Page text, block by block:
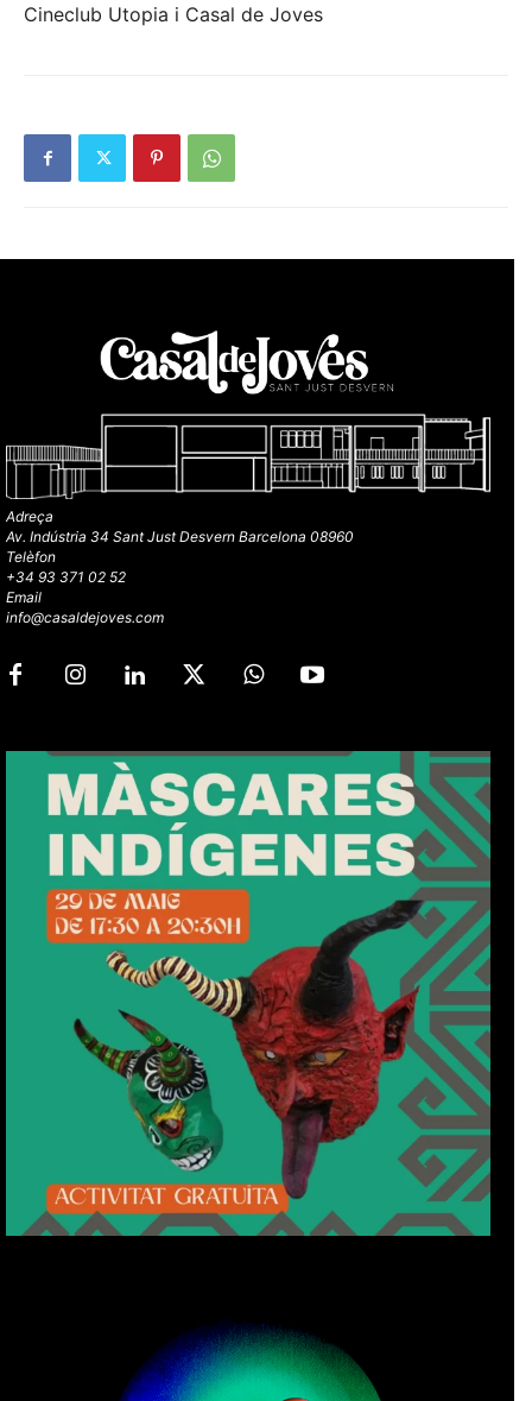
Cineclub Utopia i Casal de Joves
Adreça
Av. Indústria 34 Sant Just Desvern Barcelona 08960
Telèfon
+34 93 371 02 52
Email
info@casaldejoves.com